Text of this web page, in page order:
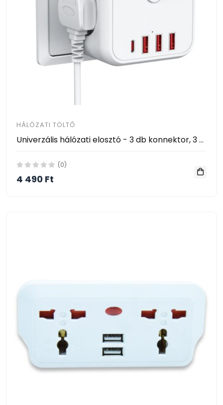
HÁLÓZATI TÖLTŐ
Univerzális hálózati elosztó - 3 db konnektor, 3 db USB, 1 db Type-C csatlakozó, Európai szabvány
(0)
4 490 Ft